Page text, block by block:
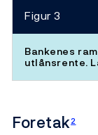
Figur 3
Bankenes
utlånsrente.
Foretak2